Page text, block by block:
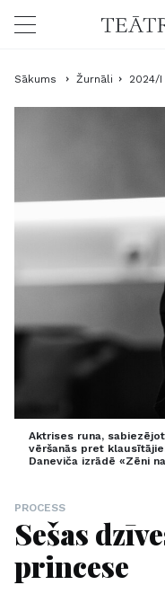
Sākums Žurnāli 2024/I
Aktrises runa,
vēršanās pret
Daneviča izrādē «Zēni
PROCESS
Sešas
princese